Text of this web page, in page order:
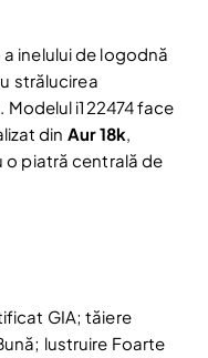
inelului de logodnă
strălucirea
i122474 face
din Aur 18k,
o piatră centrală de
GIA; tăiere
lustruire Foarte